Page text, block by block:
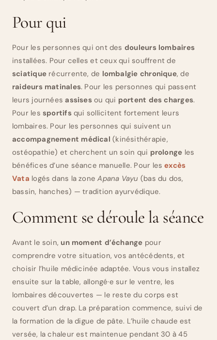
Pour qui
Pour les personnes qui ont des douleurs lombaires
installées. Pour celles et ceux qui souffrent de
sciatique récurrente, de lombalgie chronique, de
raideurs matinales. Pour les personnes qui passent
leurs journées assisesou qui portent des charges.
Pour les sportifsqui sollicitent fortement leurs
lombaires. Pour les personnes qui suivent un
accompagnement médical (kinésithérapie,
ostéopathie) et cherchent un soin qui prolonge les
bénéfices d’une séance manuelle. Pour lesexcès
Vata logés dans la zoneApana Vayu (bas du dos,
bassin, hanches) — tradition ayurvédique.
Comment se déroule la séance
Avant le soin, un moment d’échange pour
comprendre votre situation, vos antécédents, et
choisir l’huile médicinée adaptée. Vous vous installez
ensuite sur la table, allongé·e sur le ventre, les
lombaires découvertes — le reste du corps est
couvert d’un drap. La préparation commence, suivi de
la formation de la digue de pâte. L’huile chaude est
versée, la chaleur est maintenue pendant 30 à 45